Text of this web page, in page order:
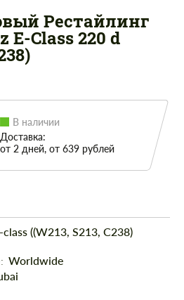
Рестайлинг
E-Class 220 d
В наличии
Доставка:
от 2 дней, от 639 рублей
((W213, S213, C238)
Worldwide